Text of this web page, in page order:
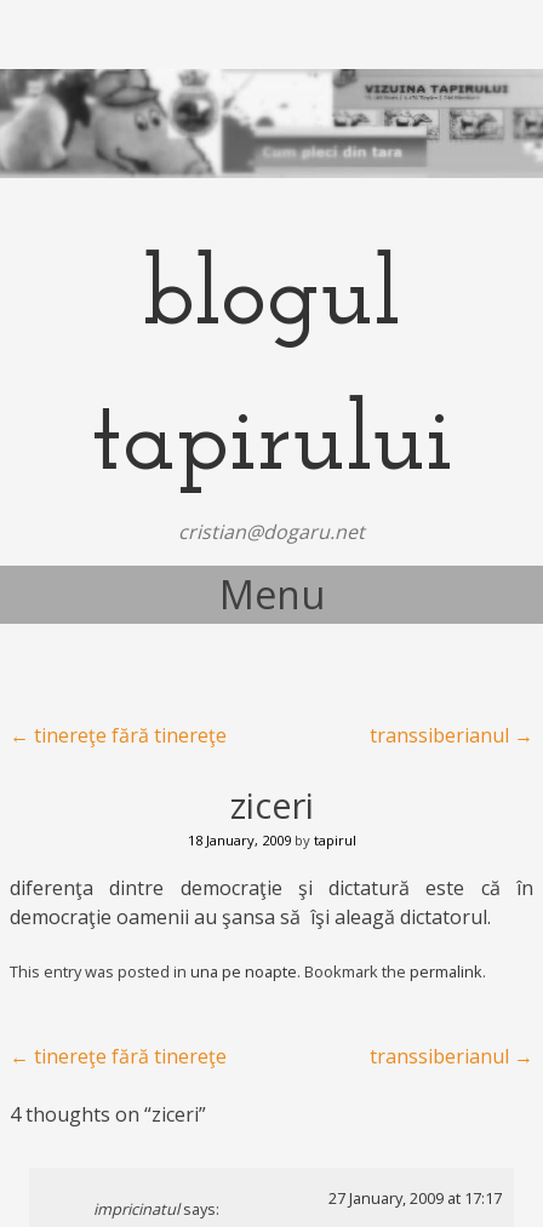
blogul
tapirului
cristian@dogaru.net
Menu
Post navigation
← tinereţe fără tinereţe transsiberianul →
ziceri
18 January, 2009by tapirul
diferenţa dintre democraţie şi dictatură este că în
democraţie oamenii au şansa să îşi aleagă dictatorul.
This entry was posted in una pe noapte. Bookmark the permalink.
Post navigation
← tinereţe fără tinereţe transsiberianul →
4 thoughts on “ziceri”
impricinatul says:
27 January, 2009 at 17:17